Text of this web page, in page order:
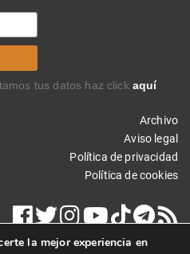
tus datos haz click aquí
Archivo
Aviso legal
Política de privacidad
Política de cookies
la mejor experiencia en